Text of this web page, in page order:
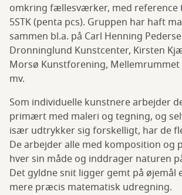
omkring fællesværker, med reference
5STK (penta pcs). Gruppen har haft
sammen bl.a. på Carl Henning
Dronninglund Kunstcenter, Kirsten
Morsø Kunstforening, Mellemrummet
mv.
Som individuelle kunstnere arbejder
primært med maleri og tegning, og
især udtrykker sig forskelligt, har de
De arbejder alle med komposition og
hver sin måde og inddrager naturen
Det gyldne snit ligger gemt på øjemål
mere præcis matematisk udregning.